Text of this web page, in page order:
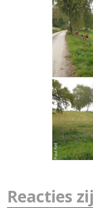
Reacties